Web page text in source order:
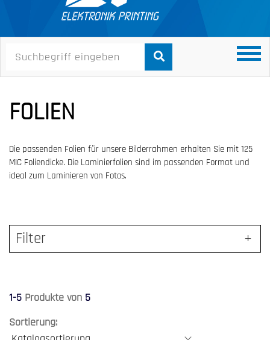
FOLIEN
Die passenden Folien für unsere Bilderrahmen erhalten Sie mit 125
MIC Foliendicke. Die Laminierfolien sind im passenden Format und
ideal zum Laminieren von Fotos.
Filter
1-5 Produkte von 5
Sortierung: